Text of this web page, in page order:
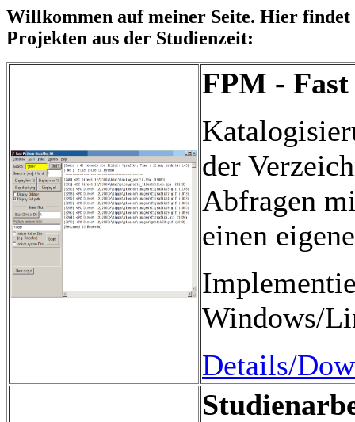
Willkommen auf meiner Seite. Hier
Projekten aus der Studienzeit:
FPM -
der
Abfragen
einen
Windows/
Details/